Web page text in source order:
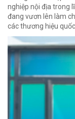
nghiệp nội địa trong
đang vươn lên làm
các thương hiệu